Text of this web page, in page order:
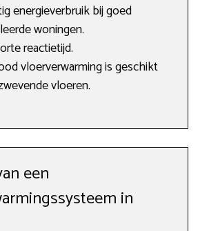
energieverbruik bij goed
woningen.
reactietijd.
vloerverwarming is geschikt
vloeren.
een
in